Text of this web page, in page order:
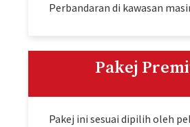
Perbandaran di kawasan
Pakej
Pakej ini sesuai dipilih oleh